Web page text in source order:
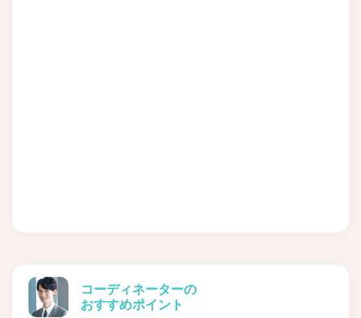
コーディネーターの
おすすめポイント